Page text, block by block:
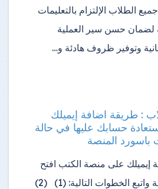
الطلاب الإلتزام بالتعليمات
لضمان حسن سير العملية
وتوفير ظروف هادئة و…
: طريقة اضافة إيميلك
حسابك عليها في حالة
باسورد المنصة
إيميلك على منصة الكتب افتح
المنصة واتبع الخطوات التالية: (1) (2)